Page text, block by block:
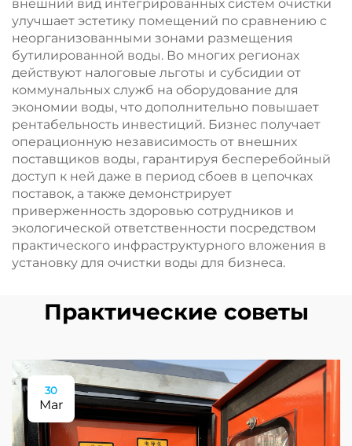
внешний вид интегрированных систем очистки
улучшает эстетику помещений по сравнению с
неорганизованными зонами размещения
бутилированной воды. Во многих регионах
действуют налоговые льготы и субсидии от
коммунальных служб на оборудование для
экономии воды, что дополнительно повышает
рентабельность инвестиций. Бизнес получает
операционную независимость от внешних
поставщиков воды, гарантируя бесперебойный
доступ к ней даже в период сбоев в цепочках
поставок, а также демонстрирует
приверженность здоровью сотрудников и
экологической ответственности посредством
практического инфраструктурного вложения в
установку для очистки воды для бизнеса.
Практические советы
30
Mar